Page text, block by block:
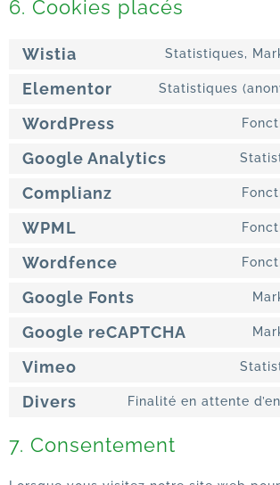
6. Cookies placés
Wistia Statistiques,
Elementor Statistiques
WordPress
Google Analytics
Complianz
WPML
Wordfence
Google Fonts
Google reCAPTCHA
Vimeo
Divers Finalité en attente
7. Consentement